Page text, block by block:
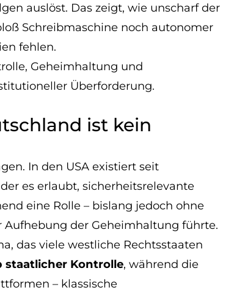
auslöst. Das zeigt, wie unscharf der
Schreibmaschine noch autonomer
fehlen.
Geheimhaltung und
Überforderung.
ist kein
In den USA existiert seit
es erlaubt, sicherheitsrelevante
eine Rolle – bislang jedoch ohne
der Geheimhaltung führte.
das viele westliche Rechtsstaaten
staatlicher Kontrolle, während die
– klassische